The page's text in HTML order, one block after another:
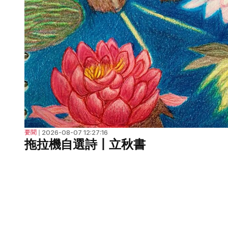
要聞 ❘ 2026-08-07 12:27:16
拖拉機自選詩丨立秋書